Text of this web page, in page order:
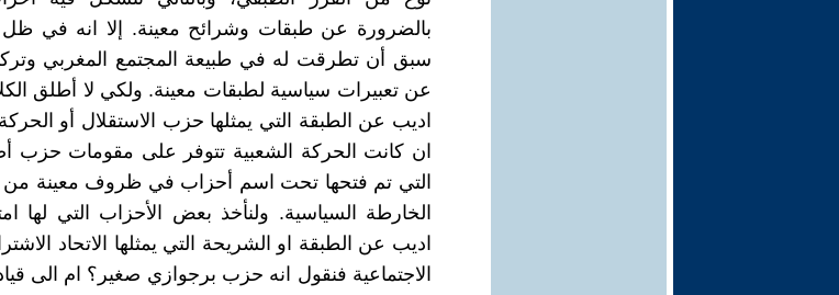
بالضرورة عن طبقات وشرائح معينة. إلا انه في ظل
سبق أن تطرقت له في طبيعة المجتمع المغربي
عن تعبيرات سياسية لطبقات معينة. ولكي لا أطلق
اديب عن الطبقة التي يمثلها حزب الاستقلال أو
ان كانت الحركة الشعبية تتوفر على مقومات حزب
التي تم فتحها تحت اسم أحزاب في ظروف معينة من
الخارطة السياسية. ولنأخذ بعض الأحزاب التي لها
اديب عن الطبقة او الشريحة التي يمثلها الاتحاد
الاجتماعية فنقول انه حزب برجوازي صغير؟ ام الى